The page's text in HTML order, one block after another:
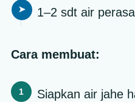
1–2 sdt air
Cara membuat:
Siapkan air jahe